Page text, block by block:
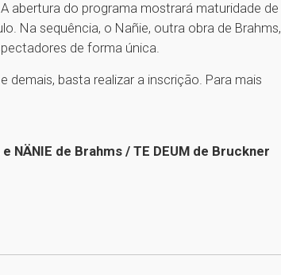
abertura do programa mostrará maturidade de
Na sequência, o Nañie, outra obra de Brahms,
de forma única.
basta realizar a inscrição. Para mais
NÄNIE de Brahms / TE DEUM de Bruckner